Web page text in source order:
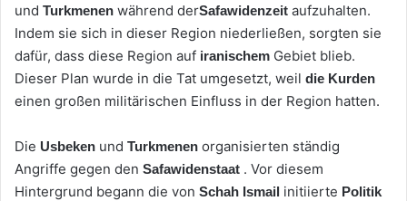
und Turkmenen während derSafawidenzeit aufzuhalten.
Indem sie sich in dieser Region niederließen, sorgten sie
dafür, dass diese Region auf iranischem Gebiet blieb.
Dieser Plan wurde in die Tat umgesetzt, weil die Kurden
einen großen militärischen Einfluss in der Region hatten.
Die Usbeken und Turkmenen organisierten ständig
Angriffe gegen den Safawidenstaat . Vor diesem
Hintergrund begann die von Schah Ismail initiierte Politik